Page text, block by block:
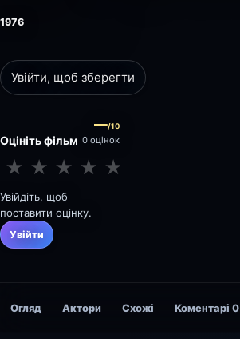
1976
Увійти, щоб зберегти
Оцініть фільм
—/10
0 оцінок
★ ★ ★ ★ ★
Увійдіть, щоб
поставити оцінку.
Увійти
Огляд Актори Схожі Коментарі 0